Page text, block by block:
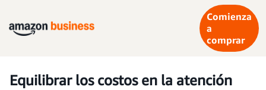
Comienza
a
comprar
Equilibrar los costos en la atención